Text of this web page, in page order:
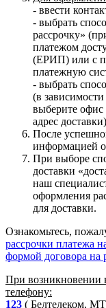
- ввести
- выбрать
рассрочку»
платежом
(ЕРИП) или с
платежную
- выбрать
(в
выберите
адрес
После
информацией о
При выборе
доставки
наш
оформления
для доставки.
Ознакомьтесь,
рассрочки платежа
формой договора на
При возникновении
телефону:
123 ( Белтелеком,